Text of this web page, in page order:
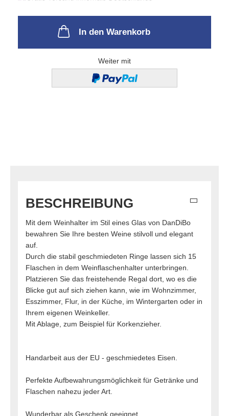
In den Warenkorb
Weiter mit
BESCHREIBUNG
Mit dem Weinhalter im Stil eines Glas von DanDiBo
bewahren Sie Ihre besten Weine stilvoll und elegant
auf.
Durch die stabil geschmiedeten Ringe lassen sich 15
Flaschen in dem Weinflaschenhalter unterbringen.
Platzieren Sie das freistehende Regal dort, wo es die
Blicke gut auf sich ziehen kann, wie im Wohnzimmer,
Esszimmer, Flur, in der Küche, im Wintergarten oder in
Ihrem eigenen Weinkeller.
Mit Ablage, zum Beispiel für Korkenzieher.
Handarbeit aus der EU - geschmiedetes Eisen.
Perfekte Aufbewahrungsmöglichkeit für Getränke und
Flaschen nahezu jeder Art.
Wunderbar als Geschenk geeignet.